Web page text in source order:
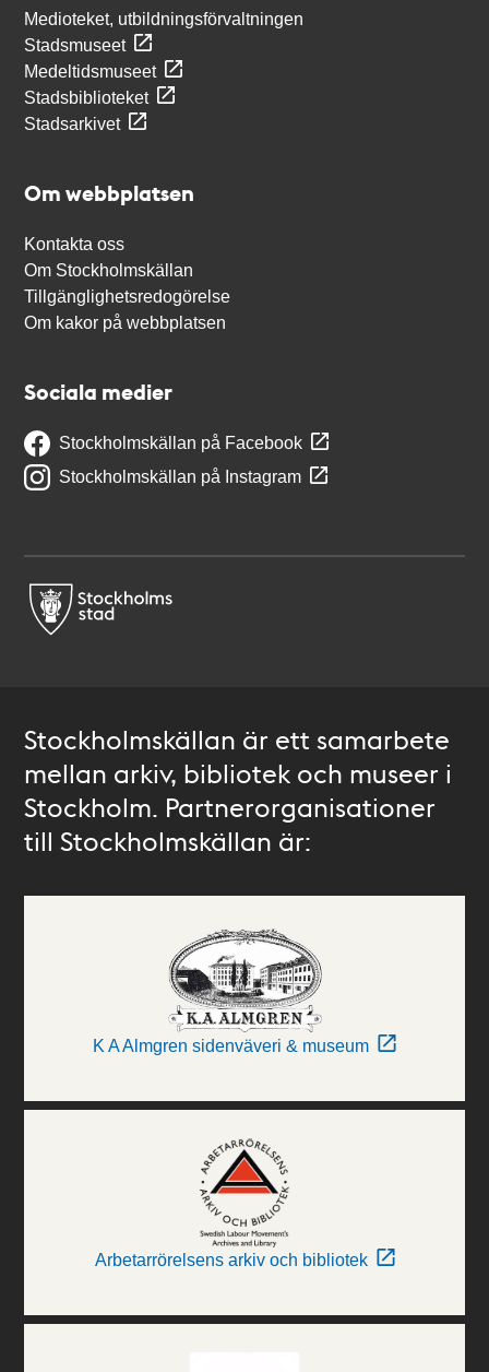
Medioteket, utbildningsförvaltningen
Stadsmuseet
Medeltidsmuseet
Stadsbiblioteket
Stadsarkivet
Om webbplatsen
Kontakta oss
Om Stockholmskällan
Tillgänglighetsredogörelse
Om kakor på webbplatsen
Sociala medier
Stockholmskällan på Facebook
Stockholmskällan på Instagram
Stockholmskällan är ett samarbete
mellan arkiv, bibliotek och museer i
Stockholm. Partnerorganisationer
till Stockholmskällan är:
K A Almgren sidenväveri & museum
Arbetarrörelsens arkiv och bibliotek